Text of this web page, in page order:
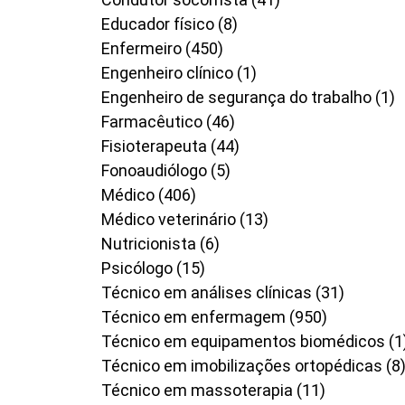
Educador físico (8)
Enfermeiro (450)
Engenheiro clínico (1)
Engenheiro de segurança do trabalho (1)
Farmacêutico (46)
Fisioterapeuta (44)
Fonoaudiólogo (5)
Médico (406)
Médico veterinário (13)
Nutricionista (6)
Psicólogo (15)
Técnico em análises clínicas (31)
Técnico em enfermagem (950)
Técnico em equipamentos biomédicos
Técnico em imobilizações ortopédicas (8)
Técnico em massoterapia (11)